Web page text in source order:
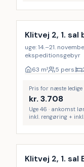
Inkl. rengøring
Klitvej 2, 1. sal
uge: 14.–21.
ekspeditionsgebyr
63 m² 5 pers.
Pris for næste ledige
kr. 3.708
Uge 46 · ankomst
inkl. rengøring +
Inkl. rengøring
Klitvej 2, 1. sal